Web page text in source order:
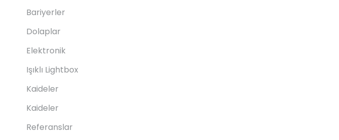
Bariyerler
Dolaplar
Elektronik
Işıklı Lightbox
Kaideler
Kaideler
Referanslar